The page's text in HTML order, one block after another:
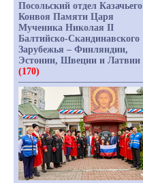
Посольский отдел Казачьего
Конвоя Памяти Царя
Мученика Николая II
Балтийско-Скандинавского
Зарубежья – Финляндии,
Эстонии, Швеции и Латвии
(170)